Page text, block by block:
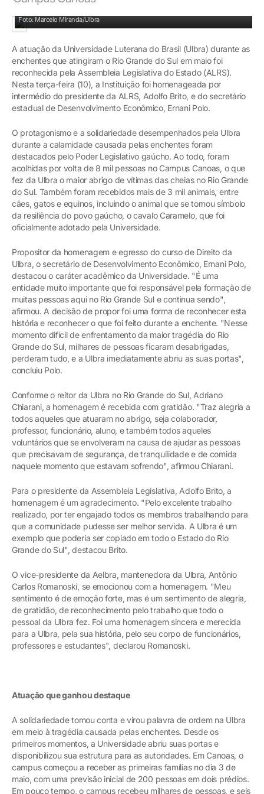
Foto: Marcelo Miranda/Ulbra
A atuação da Universidade Luterana do Brasil (Ulbra) durante as
enchentes que atingiram o Rio Grande do Sul em maio foi
reconhecida pela Assembleia Legislativa do Estado (ALRS).
Nesta terça-feira (10), a Instituição foi homenageada por
intermédio do presidente da ALRS, Adolfo Brito, e do secretário
estadual de Desenvolvimento Econômico, Ernani Polo.
O protagonismo e a solidariedade desempenhados pela Ulbra
durante a calamidade causada pelas enchentes foram
destacados pelo Poder Legislativo gaúcho. Ao todo, foram
acolhidas por volta de 8 mil pessoas no Campus Canoas, o que
fez da Ulbra o maior abrigo de vítimas das cheias no Rio Grande
do Sul. Também foram recebidos mais de 3 mil animais, entre
cães, gatos e equinos, incluindo o animal que se tornou símbolo
da resiliência do povo gaúcho, o cavalo Caramelo, que foi
oficialmente adotado pela Universidade.
Propositor da homenagem e egresso do curso de Direito da
Ulbra, o secretário de Desenvolvimento Econômico, Ernani Polo,
destacou o caráter acadêmico da Universidade. "É uma
entidade muito importante que foi responsável pela formação de
muitas pessoas aqui no Rio Grande Sul e continua sendo",
afirmou. A decisão de propor foi uma forma de reconhecer esta
história e reconhecer o que foi feito durante a enchente. "Nesse
momento difícil de enfrentamento da maior tragédia do Rio
Grande do Sul, milhares de pessoas ficaram desabrigadas,
perderam tudo, e a Ulbra imediatamente abriu as suas portas",
concluiu Polo.
Conforme o reitor da Ulbra no Rio Grande do Sul, Adriano
Chiarani, a homenagem é recebida com gratidão. "Traz alegria a
todos aqueles que atuaram no abrigo, seja colaborador,
professor, funcionário, aluno, e também todos aqueles
voluntários que se envolveram na causa de ajudar as pessoas
que precisavam de segurança, de tranquilidade e de comida
naquele momento que estavam sofrendo", afirmou Chiarani.
Para o presidente da Assembleia Legislativa, Adolfo Brito, a
homenagem é um agradecimento. "Pelo excelente trabalho
realizado, por ter engajado todos os membros trabalhando para
que a comunidade pudesse ser melhor servida. A Ulbra é um
exemplo que poderia ser copiado em todo o Estado do Rio
Grande do Sul", destacou Brito.
O vice-presidente da Aelbra, mantenedora da Ulbra, Antônio
Carlos Romanoski, se emocionou com a homenagem. "Meu
sentimento é de emoção forte, mas é um sentimento de alegria,
de gratidão, de reconhecimento pelo trabalho que todo o
pessoal da Ulbra fez. Foi uma homenagem sincera e merecida
para a Ulbra, pela sua história, pelo seu corpo de funcionários,
professores e estudantes", declarou Romanoski.
Atuação que ganhou destaque
A solidariedade tomou conta e virou palavra de ordem na Ulbra
em meio à tragédia causada pelas enchentes. Desde os
primeiros momentos, a Universidade abriu suas portas e
disponibilizou sua estrutura para as autoridades. Em Canoas, o
campus começou a receber as primeiras famílias no dia 3 de
maio, com uma previsão inicial de 200 pessoas em dois prédios.
Em pouco tempo, o campus recebeu milhares de pessoas, e seis